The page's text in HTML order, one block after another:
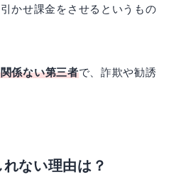
かせ課金をさせるというもの
係ない第三者で、詐欺や勧誘
ない理由は？